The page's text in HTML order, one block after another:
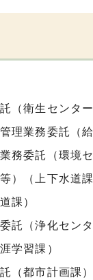
（衛生センター
理業務委託（給
務委託（環境セ
）（上下水道課
課）
託（浄化センタ
学習課）
（都市計画課）